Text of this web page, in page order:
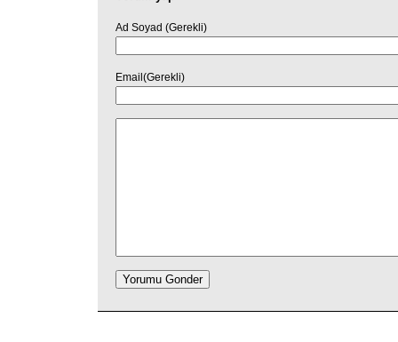
Ad Soyad (Gerekli)
Email(Gerekli)